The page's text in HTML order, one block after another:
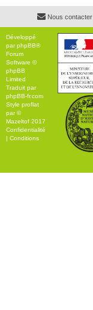
Nous contacter
Développé
parphpBB®
Forum
Software ©
phpBB
Limited
Traduit par
phpBB-fr.com
Style proflat
par ©
Mazeltof 2017
Confidentialité
| Conditions